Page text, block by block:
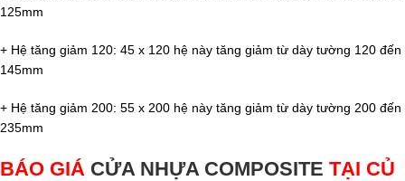
125mm
+ Hệ tăng giảm 120: 45 x 120 hệ này tăng giảm từ dày tường 120 đến
145mm
+ Hệ tăng giảm 200: 55 x 200 hệ này tăng giảm từ dày tường 200 đến
235mm
BÁO GIÁ CỬA NHỰA COMPOSITE TẠI CỦ